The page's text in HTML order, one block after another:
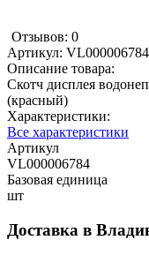
Отзывов: 0
Артикул: VL000006784
Описание товара:
Скотч дисплея
(красный)
Характеристики:
Все характеристики
Артикул
VL000006784
Базовая единица
шт
Доставка в